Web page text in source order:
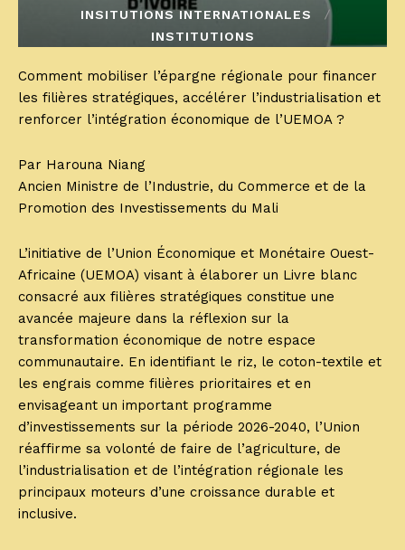
INSITUTIONS INTERNATIONALES
INSTITUTIONS
Comment mobiliser l’épargne régionale pour financer
les filières stratégiques, accélérer l’industrialisation et
renforcer l’intégration économique de l’UEMOA ?
Par Harouna Niang
Ancien Ministre de l’Industrie, du Commerce et de la
Promotion des Investissements du Mali
L’initiative de l’Union Économique et Monétaire Ouest-
Africaine (UEMOA) visant à élaborer un Livre blanc
consacré aux filières stratégiques constitue une
avancée majeure dans la réflexion sur la
transformation économique de notre espace
communautaire. En identifiant le riz, le coton-textile et
les engrais comme filières prioritaires et en
envisageant un important programme
d’investissements sur la période 2026-2040, l’Union
réaffirme sa volonté de faire de l’agriculture, de
l’industrialisation et de l’intégration régionale les
principaux moteurs d’une croissance durable et
inclusive.